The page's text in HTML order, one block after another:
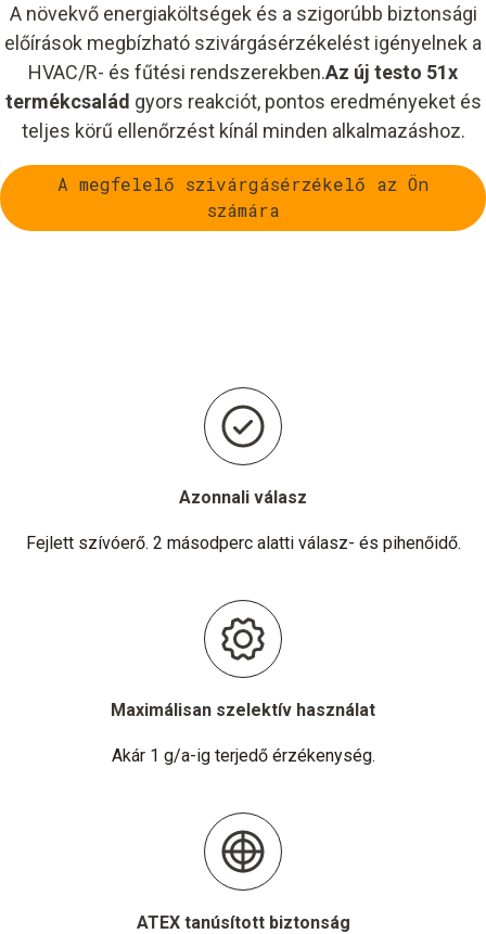
A növekvő energiaköltségek és a szigorúbb biztonsági
előírások megbízható szivárgásérzékelést igényelnek a
HVAC/R- és fűtési rendszerekben.Az új testo 51x
termékcsalád gyors reakciót, pontos eredményeket és
teljes körű ellenőrzést kínál minden alkalmazáshoz.
A megfelelő szivárgásérzékelő az Ön
számára
Azonnali válasz
Fejlett szívóerő. 2 másodperc alatti válasz- és pihenőidő.
Maximálisan szelektív használat
Akár 1 g/a-ig terjedő érzékenység.
ATEX tanúsított biztonság